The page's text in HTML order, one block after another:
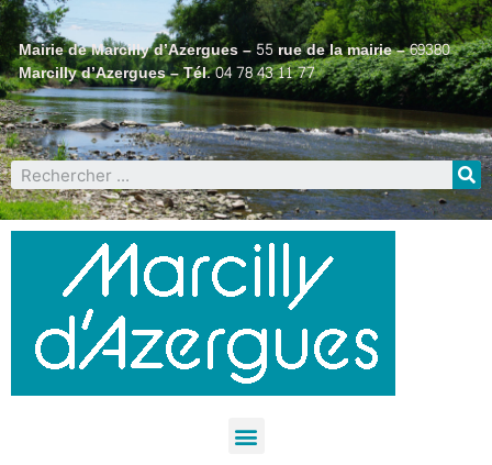
Mairie de Marcilly d’Azergues – 55 rue de la mairie – 69380
Marcilly d’Azergues – Tél. 04 78 43 11 77